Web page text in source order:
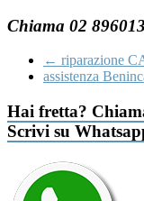
Chiama 02
← riparazione
assistenza
Hai fretta?
Scrivi su